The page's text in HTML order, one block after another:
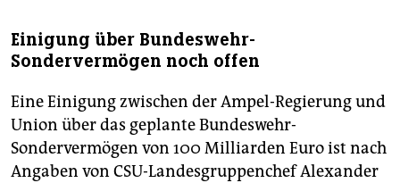
Einigung über Bundeswehr-
Sondervermögen noch offen
Eine Einigung zwischen der Ampel-Regierung und
Union über das geplante Bundeswehr-
Sondervermögen von 100 Milliarden Euro ist nach
Angaben von CSU-Landesgruppenchef Alexander